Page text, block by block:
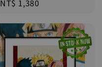
Regular
NT$ 1,380